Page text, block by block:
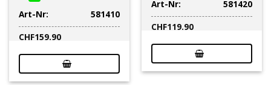
Art-Nr:
581410
CHF159.90
Art-Nr:
581420
CHF119.90